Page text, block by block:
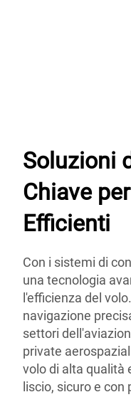
Soluzioni
Chiave
Efficienti
Con i sistemi di
una tecnologia
l'efficienza del
navigazione
settori
private
volo di alta qualità
liscio, sicuro e